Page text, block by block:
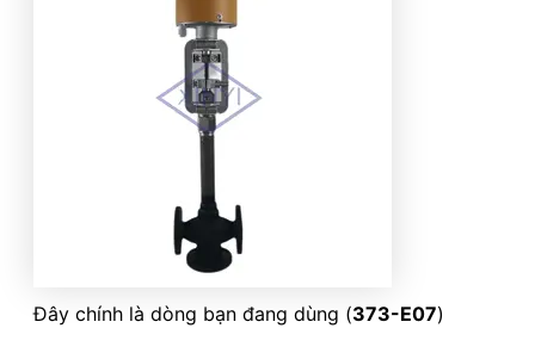
Đây chính là dòng bạn đang dùng (373-E07)